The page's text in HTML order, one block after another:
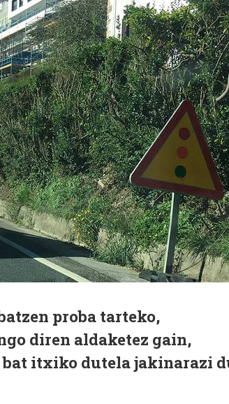
proba tarteko,
diren aldaketez gain,
bat itxiko dutela jakinarazi